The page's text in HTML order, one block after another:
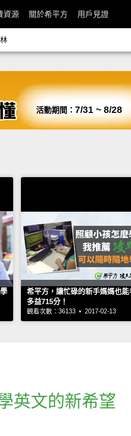
資源 關於希平方 用戶見證
活動期間： 7/31 ~ 8/28
希平方，讓忙碌的新手媽媽也
多益715分！
觀看次數：36133 • 2017-02-13
英文的新希望